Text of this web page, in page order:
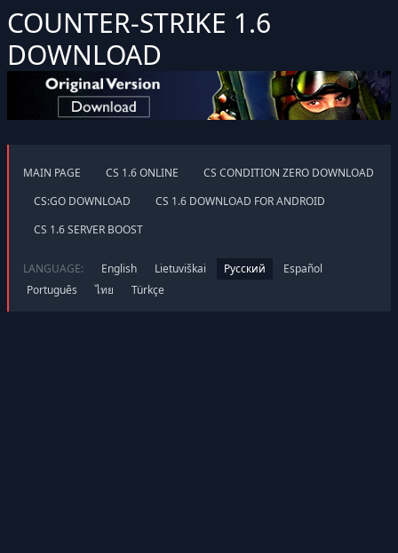
COUNTER-STRIKE 1.6
DOWNLOAD
MAIN PAGE CS 1.6 ONLINE
CS CONDITION ZERO DOWNLOAD
CS:GO DOWNLOAD
CS 1.6 DOWNLOAD FOR ANDROID
CS 1.6 SERVER BOOST
LANGUAGE: English Lietuviškai Русский
Español
Português
ไทย Türkçe